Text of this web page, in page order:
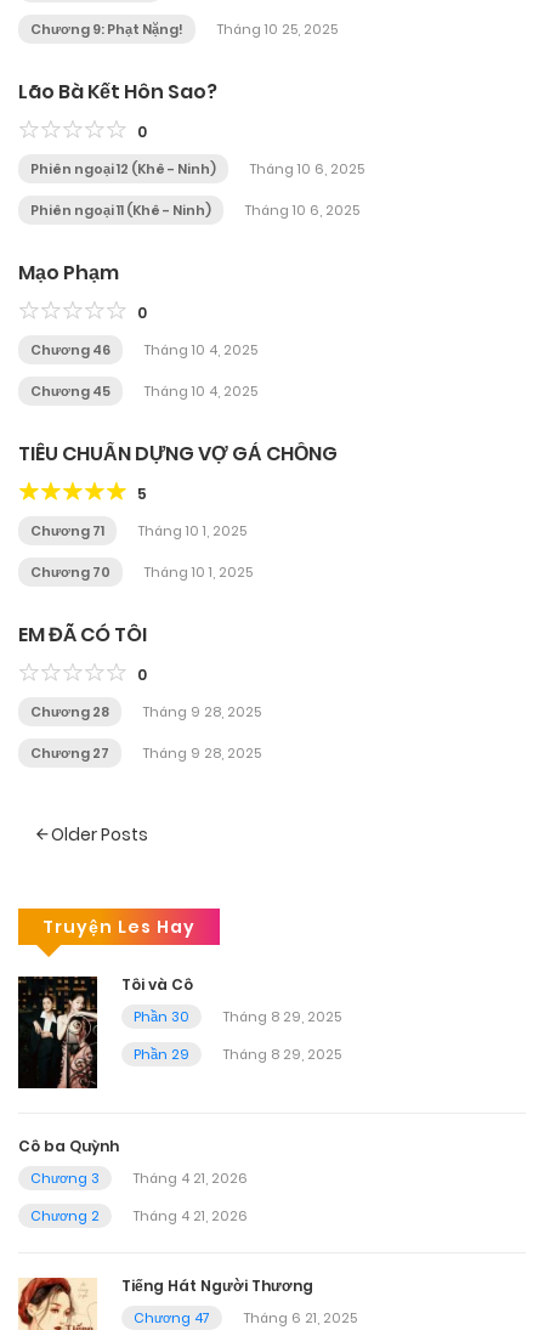
Chương 9: Phạt Nặng! Tháng 10 25, 2025
Lão Bà Kết Hôn Sao?
0
Phiên ngoại 12 (Khê - Ninh) Tháng 10 6, 2025
Phiên ngoại 11 (Khê - Ninh) Tháng 10 6, 2025
Mạo Phạm
0
Chương 46 Tháng 10 4, 2025
Chương 45 Tháng 10 4, 2025
TIÊU CHUẨN DỰNG VỢ GẢ CHỒNG
5
Chương 71 Tháng 10 1, 2025
Chương 70 Tháng 10 1, 2025
EM ĐÃ CÓ TÔI
0
Chương 28 Tháng 9 28, 2025
Chương 27 Tháng 9 28, 2025
Posts
Older Posts
Truyện Les Hay
Tôi và Cô
Phần 30
Tháng 8 29, 2025
Phần 29
Tháng 8 29, 2025
Cô ba Quỳnh
Chương 3
Tháng 4 21, 2026
Chương 2
Tháng 4 21, 2026
Tiếng Hát Người Thương
Chương 47
Tháng 6 21, 2025